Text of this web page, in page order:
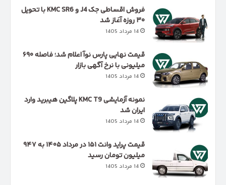
فروش اقساطی جک J4 و KMC SR6 با تحویل
۳۰ روزه آغاز شد
14 مرداد 1405
قیمت نهایی پارس نوآ اعلام شد؛ فاصله ۶۹۰
میلیونی با نرخ آگهی بازار
14 مرداد 1405
نمونه آزمایشی KMC T9 پلاگین هیبرید وارد
ایران شد
14 مرداد 1405
قیمت پراید وانت ۱۵۱ در مرداد ۱۴۰۵ به ۹۴۷
میلیون تومان رسید
14 مرداد 1405